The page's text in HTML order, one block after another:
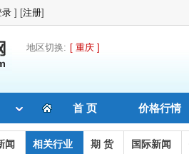
录 ] [注册]
地区切换: [ 重庆 ]
首 页 价格行情
闻 相关行业 期 货 国际新闻